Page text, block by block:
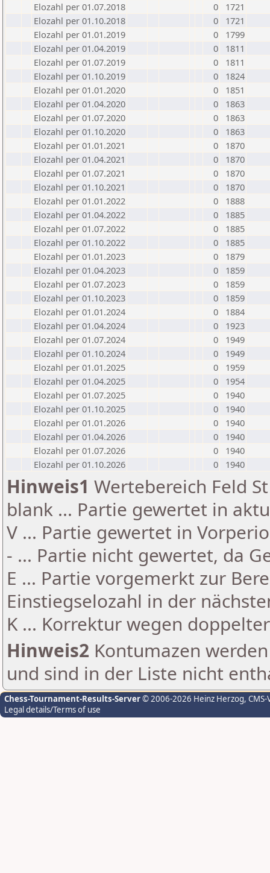
Elozahl per 01.07.2018
0
1721
Elozahl per 01.10.2018
0
1721
Elozahl per 01.01.2019
0
1799
Elozahl per 01.04.2019
0
1811
Elozahl per 01.07.2019
0
1811
Elozahl per 01.10.2019
0
1824
Elozahl per 01.01.2020
0
1851
Elozahl per 01.04.2020
0
1863
Elozahl per 01.07.2020
0
1863
Elozahl per 01.10.2020
0
1863
Elozahl per 01.01.2021
0
1870
Elozahl per 01.04.2021
0
1870
Elozahl per 01.07.2021
0
1870
Elozahl per 01.10.2021
0
1870
Elozahl per 01.01.2022
0
1888
Elozahl per 01.04.2022
0
1885
Elozahl per 01.07.2022
0
1885
Elozahl per 01.10.2022
0
1885
Elozahl per 01.01.2023
0
1879
Elozahl per 01.04.2023
0
1859
Elozahl per 01.07.2023
0
1859
Elozahl per 01.10.2023
0
1859
Elozahl per 01.01.2024
0
1884
Elozahl per 01.04.2024
0
1923
Elozahl per 01.07.2024
0
1949
Elozahl per 01.10.2024
0
1949
Elozahl per 01.01.2025
0
1959
Elozahl per 01.04.2025
0
1954
Elozahl per 01.07.2025
0
1940
Elozahl per 01.10.2025
0
1940
Elozahl per 01.01.2026
0
1940
Elozahl per 01.04.2026
0
1940
Elozahl per 01.07.2026
0
1940
Elozahl per 01.10.2026
0 1940
Hinweis1 Wertebereich Feld
blank ... Partie gewertet in
V ... Partie gewertet in
- ... Partie nicht gewertet, da
E ... Partie vorgemerkt zur
Einstiegselozahl in der
K ... Korrektur wegen
Hinweis2 Kontumazen
und sind in der Liste nicht
Chess-Tournament-Results-Server© 2006-2026 Heinz Herzog,
Legal details/Terms of use